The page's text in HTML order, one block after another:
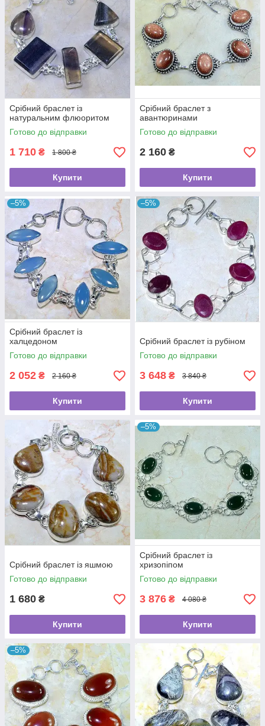
Срібний браслет із
натуральним флюоритом
Готово до відправки
1 710 ₴ 1 800 ₴
Купити
Срібний браслет з
авантюринами
Готово до відправки
2 160 ₴
Купити
–5%
Срібний браслет із
халцедоном
Готово до відправки
2 052 ₴ 2 160 ₴
Купити
–5%
Срібний браслет із рубіном
Готово до відправки
3 648 ₴ 3 840 ₴
Купити
Срібний браслет із яшмою
Готово до відправки
1 680 ₴
Купити
–5%
Срібний браслет із
хризопіпом
Готово до відправки
3 876 ₴ 4 080 ₴
Купити
–5%